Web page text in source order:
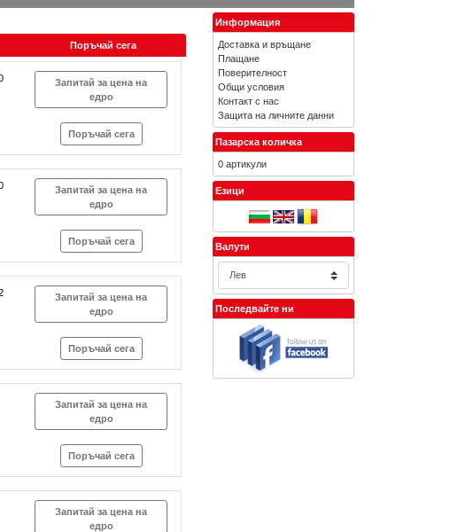
Поръчай сега
Запитай за цена на
едро
Поръчай сега
Запитай за цена на
едро
Поръчай сега
Запитай за цена на
едро
Поръчай сега
Запитай за цена на
едро
Поръчай сега
Запитай за цена на
едро
Информация
Доставка и връщане
Плащане
Поверителност
Общи условия
Контакт с нас
Защита на личните данни
Пазарска количка
0 артикули
Езици
Валути
Последвайте ни